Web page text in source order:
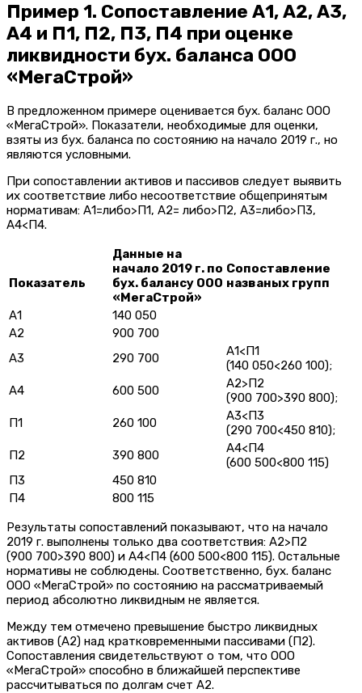
Пример 1. Сопоставление А1, А2, А3,
А4 и П1, П2, П3, П4 при оценке
ликвидности бух. баланса ООО
«МегаСтрой»
В предложенном примере оценивается бух. баланс ООО
«МегаСтрой». Показатели, необходимые для оценки,
взяты из бух. баланса по состоянию на начало 2019 г., но
являются условными.
При сопоставлении активов и пассивов следует выявить
их соответствие либо несоответствие общепринятым
нормативам: А1=либо>П1, А2= либо>П2, А3=либо>П3,
А4<П4.
Показатель
Данные на
начало 2019 г. по
бух. балансу ООО
«МегаСтрой»
Сопоставление
названых групп
А1
140 050
А2
900 700
А3
290 700
А1<П1
(140 050<260 100);
А4
600 500
А2>П2
(900 700>390 800);
П1
260 100
А3<П3
(290 700<450 810);
П2
390 800
А4<П4
(600 500<800 115)
П3
450 810
П4
800 115
Результаты сопоставлений показывают, что на начало
2019 г. выполнены только два соответствия: А2>П2
(900 700>390 800) и А4<П4 (600 500<800 115). Остальные
нормативы не соблюдены. Соответственно, бух. баланс
ООО «МегаСтрой» по состоянию на рассматриваемый
период абсолютно ликвидным не является.
Между тем отмечено превышение быстро ликвидных
активов (А2) над кратковременными пассивами (П2).
Сопоставления свидетельствуют о том, что ООО
«МегаСтрой» способно в ближайшей перспективе
рассчитываться по долгам счет А2.